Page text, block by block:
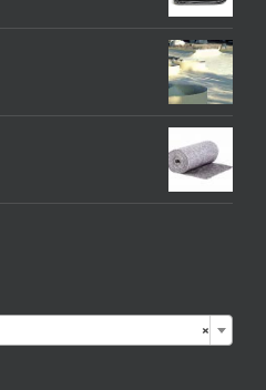
×